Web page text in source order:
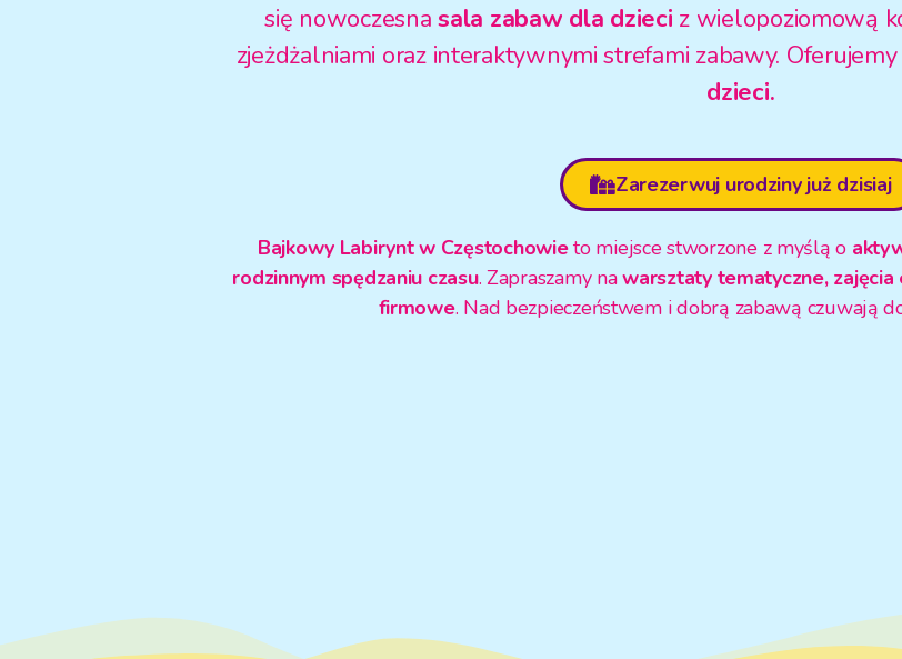
się nowoczesnasala zabaw dla dzieci z wielopoziomową
zjeżdżalniami oraz interaktywnymi strefami zabawy.
dzieci.
Zarezerwuj urodziny już dzisiaj
Bajkowy Labirynt w Częstochowieto miejsce stworzone z myślą o
rodzinnym spędzaniu czasu. Zapraszamy nawarsztaty tematyczne, zajęcia
firmowe. Nad bezpieczeństwem i dobrą zabawą czuwają